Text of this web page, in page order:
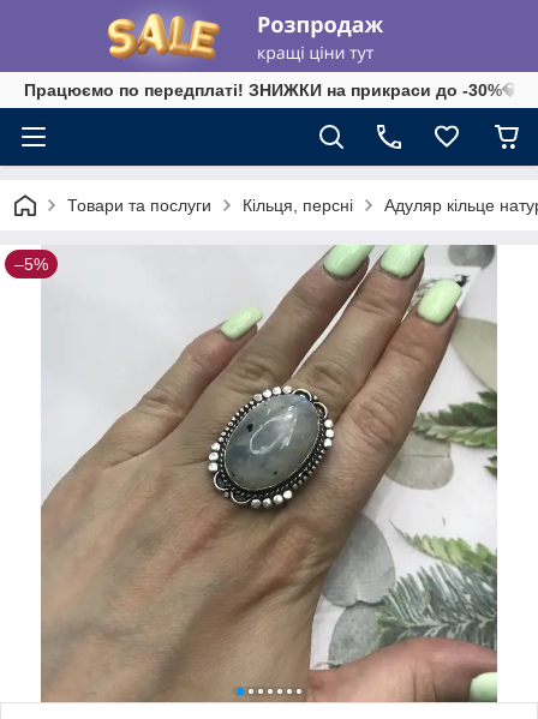
Працюємо по передплаті! ЗНИЖКИ на прикраси до -30%💎
Товари та послуги Кільця, персні Адуляр кільце
–5%